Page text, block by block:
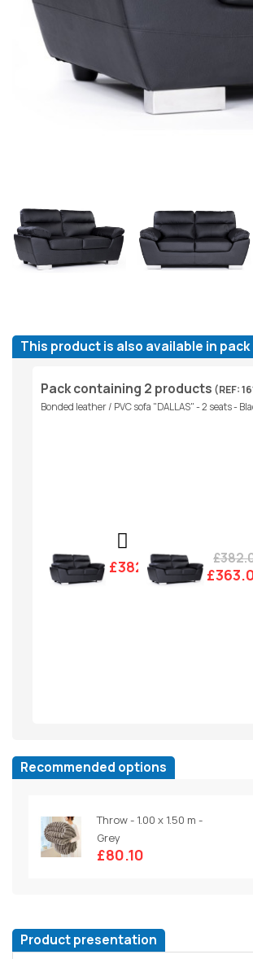
This product is also available in pack
Pack containing 2 products (REF:
Bonded leather / PVC sofa "DALLAS" - 2 seats -
£382.00
Recommended options
Throw - 1.00 x 1.50 m -
Grey
£80.10
Product presentation